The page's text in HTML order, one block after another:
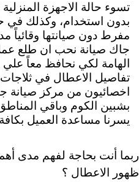
تسوء حالة الاجهزة
بدون استخدام، وكذلك في
مفرط دون صيانتها وقائياً
جاك صيانة نحب ان طلع
الهامة لكي نحافظ معاً
تفاصيل الاعطال في
اخصائيون من مركز صيانة
بشبين الكوم وباقي
يسرنا مساعدة العميل
ربما أنت بحاجة لفهم مدى
ظهور الاعطال ؟